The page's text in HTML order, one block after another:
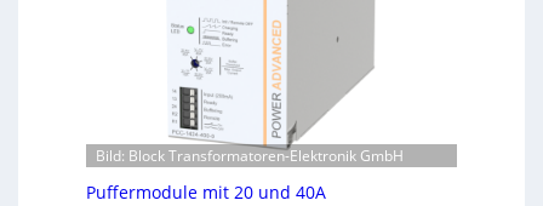
n
g
t
e
K
o
n
t
r
o
Bild: Block Transformatoren-Elektronik GmbH
Puffermodule mit 20 und 40A